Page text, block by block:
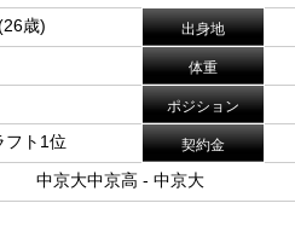
歳) 出身地
体重
ポジション
フト1位 契約金
中京大中京高 - 中京大